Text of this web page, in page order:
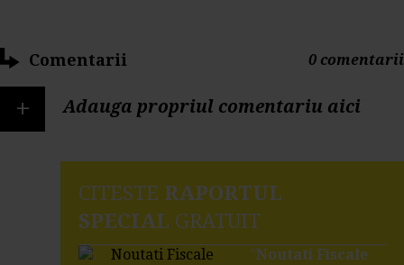
Comentarii 0 comentarii
+ Adauga propriul comentariu aici
CITESTE RAPORTUL
SPECIAL GRATUIT
"Noutati Fiscale